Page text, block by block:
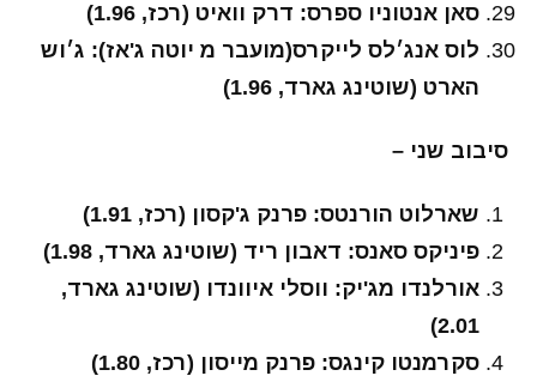
סאן אנטוניו ספרס: דרק וואיט (רכז, 1.96)
לוס אנג׳לס לייקרס(מועבר מ יוטה ג'אז): ג׳וש
הארט (שוטינג גארד, 1.96)
סיבוב שני –
שארלוט הורנטס: פרנק ג'קסון (רכז, 1.91)
פיניקס סאנס: דאבון ריד (שוטינג גארד, 1.98)
אורלנדו מג'יק: ווסלי איוונדו (שוטינג גארד,
2.01)
סקרמנטו קינגס: פרנק מייסון (רכז, 1.80)